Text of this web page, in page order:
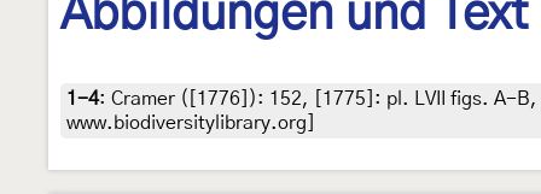
Abbildungen und
1-4: Cramer ([1776]): 152, [1775]: pl. LVII figs. A-
www.biodiversitylibrary.org]